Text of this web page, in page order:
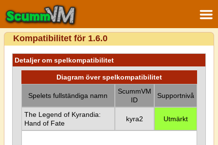
Kompatibilitet för 1.6.0
Detaljer om spelkompatibilitet
Diagram över spelkompatibilitet
Spelets fullständiga namn
ScummVM
ID
Supportnivå
The Legend of Kyrandia:
Hand of Fate
kyra2 Utmärkt